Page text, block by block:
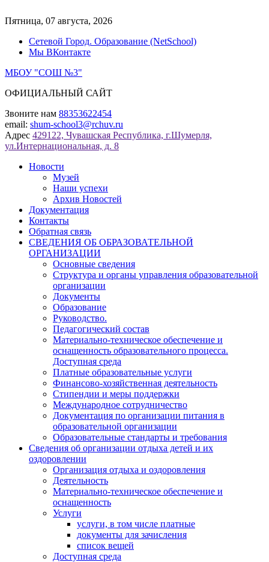
к
Пятница, 07 августа, 2026
Сетевой Город. Образование (NetSchool)
Мы ВКонтакте
МБОУ "СОШ №3"
ОФИЦИАЛЬНЫЙ САЙТ
Звоните нам 88353622454
email: shum-school3@rchuv.ru
Адрес 429122, Чувашская Республика, г.Шумерля,
ул.Интернациональная, д. 8
Новости
Музей
Наши успехи
Архив Новостей
Документация
Контакты
Обратная связь
СВЕДЕНИЯ ОБ ОБРАЗОВАТЕЛЬНОЙ
ОРГАНИЗАЦИИ
Основные сведения
Структура и органы управления образовательной
организации
Документы
Образование
Руководство.
Педагогический состав
Материально-техническое обеспечение и
оснащенность образовательного процесса.
Доступная среда
Платные образовательные услуги
Финансово-хозяйственная деятельность
Стипендии и меры поддержки
Международное сотрудничество
Документация по организации питания в
образовательной организации
Образовательные стандарты и требования
Сведения об организации отдыха детей и их
оздоровлении
Организация отдыха и оздоровления
Деятельность
Материально-техническое обеспечение и
оснащенность
Услуги
услуги, в том числе платные
документы для зачисления
список вещей
Доступная среда